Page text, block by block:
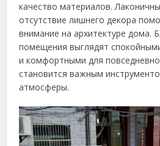
качество материалов.
отсутствие лишнего декора
внимание на архитектуре дома.
помещения выглядят
и комфортными для
становится важным
атмосферы.